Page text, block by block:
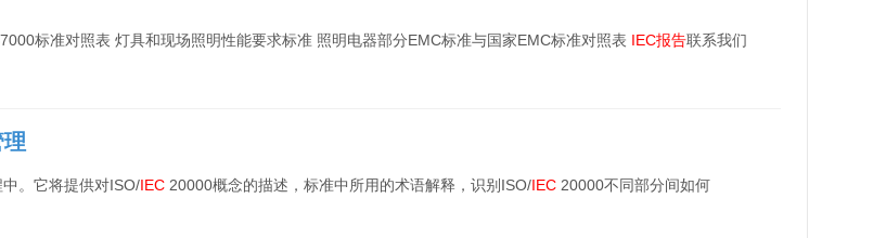
标准对照表 灯具和现场照明性能要求标准 照明电器部分EMC标准与国家EMC标准对照表 IEC报告联系我们
。它将提供对ISO/IEC 20000概念的描述，标准中所用的术语解释，识别ISO/IEC 20000不同部分间如何